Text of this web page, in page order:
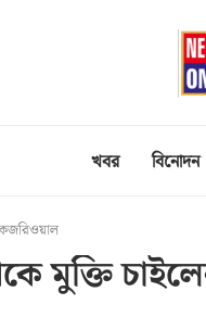
খবর বিনোদন
মুক্তি